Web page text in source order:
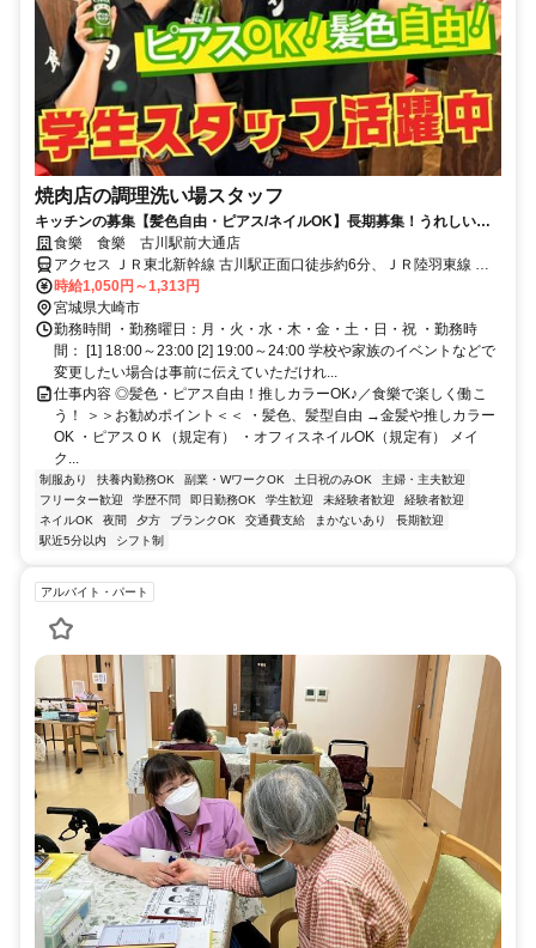
焼肉店の調理洗い場スタッフ
キッチンの募集【髪色自由・ピアス/ネイルOK】長期募集！うれしい賄
いあり
食樂 食樂 古川駅前大通店
アクセス ＪＲ東北新幹線 古川駅正面口徒歩約6分、ＪＲ陸羽東線 古
川駅正面口徒歩約6分、ＪＲ陸羽東線 塚目徒歩約31分
時給1,050円～1,313円
宮城県大崎市
勤務時間 ・勤務曜日：月・火・水・木・金・土・日・祝 ・勤務時
間： [1] 18:00～23:00 [2] 19:00～24:00 学校や家族のイベントなどで
変更したい場合は事前に伝えていただけれ...
仕事内容 ◎髪色・ピアス自由！推しカラーOK♪／食樂で楽しく働こ
う！ ＞＞お勧めポイント＜＜ ・髪色、髪型自由 →金髪や推しカラー
OK ・ピアスＯＫ（規定有） ・オフィスネイルOK（規定有） メイ
ク...
制服あり 扶養内勤務OK 副業・WワークOK 土日祝のみOK
主婦・主夫歓迎
フリーター歓迎
学歴不問 即日勤務OK 学生歓迎 未経験者歓迎
経験者歓迎
ネイルOK
夜間 夕方 ブランクOK 交通費支給 まかないあり
長期歓迎
駅近5分以内
シフト制
アルバイト・パート